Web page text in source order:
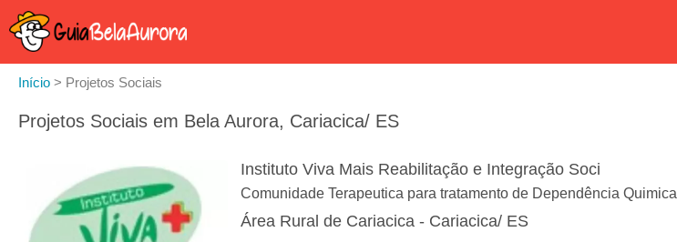
Início > Projetos Sociais
Projetos Sociais em Bela Aurora, Cariacica/ ES
Instituto Viva Mais Reabilitação e Integração Soci
Comunidade Terapeutica para tratamento de Dependência Quimica
Área Rural de Cariacica - Cariacica/ ES